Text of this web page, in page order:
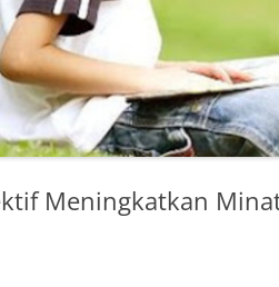
Meningkatkan